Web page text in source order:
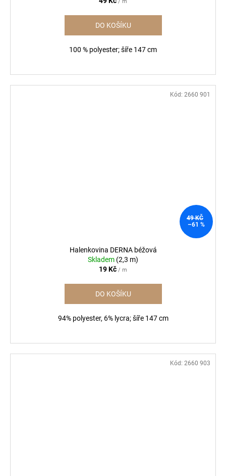
/ m
DO KOŠÍKU
100 % polyester; šíře 147 cm
49 KČ
–61 %
Halenkovina DERNA béžová
Skladem (2,3 m)
19 Kč / m
DO KOŠÍKU
94% polyester, 6% lycra; šíře 147 cm
Kód: 2660 901
Kód: 2660 903